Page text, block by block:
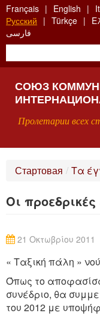
Skip
to
main
content
Français English
Русский
Türkçe
فارسی
СОЮЗ
Пролетарии всех
ПОИСК
КОНТАКТЫ
Стартовая / Τα
Οι
21 Οκτωβρίου 2011
« Ταξική πάλη »
Όπως το
συνέδριο, θα
του 2012 με